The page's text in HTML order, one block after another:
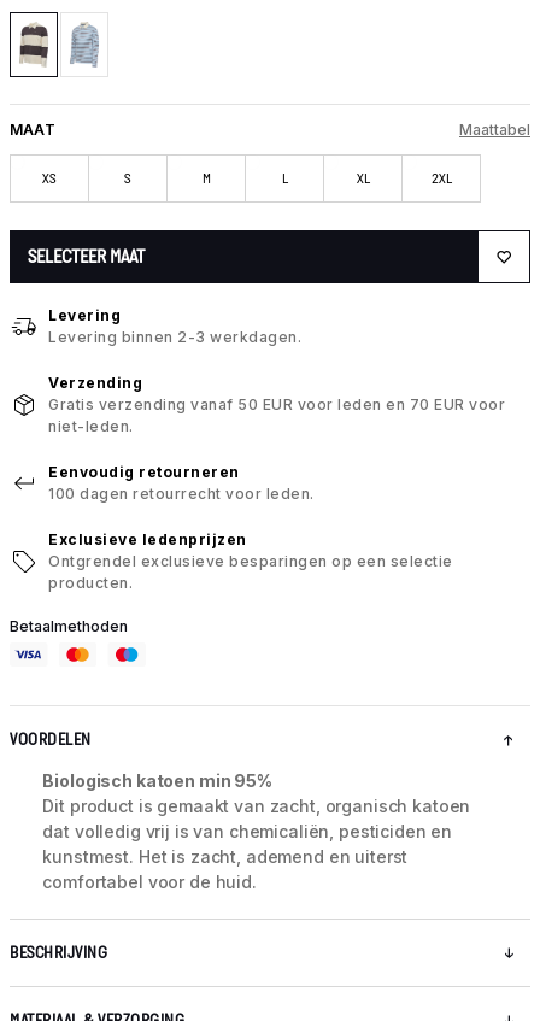
MAAT Maattabel
XS S M L XL 2XL
SELECTEER MAAT
Levering
Levering binnen 2-3 werkdagen.
Verzending
Gratis verzending vanaf 50 EUR voor leden en 70 EUR voor
niet-leden.
Eenvoudig retourneren
100 dagen retourrecht voor leden.
Exclusieve ledenprijzen
Ontgrendel exclusieve besparingen op een selectie
producten.
Betaalmethoden
VOORDELEN
Biologisch katoen min 95%
Dit product is gemaakt van zacht, organisch katoen
dat volledig vrij is van chemicaliën, pesticiden en
kunstmest. Het is zacht, ademend en uiterst
comfortabel voor de huid.
BESCHRIJVING